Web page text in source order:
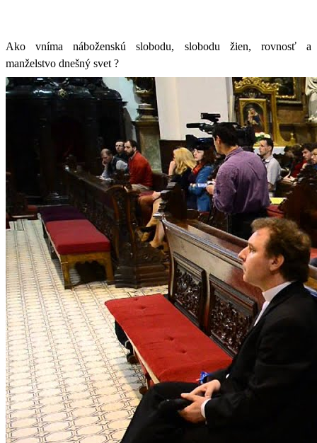
Ako vníma náboženskú slobodu, slobodu žien, rovnosť a
manželstvo dnešný svet ?